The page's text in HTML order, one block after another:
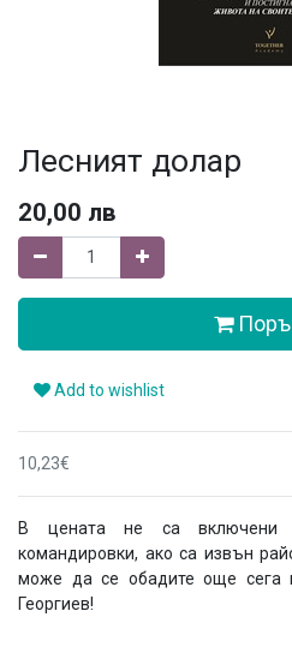
Лесният долар
20,00 лв
Add to wishlist
10,23€
В цената не са включени
командировки, ако са извън
може да се обадите още сега
Георгиев!